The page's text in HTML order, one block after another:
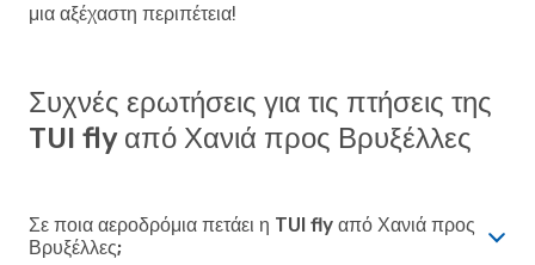
μια αξέχαστη περιπέτεια!
Συχνές ερωτήσεις για τις πτήσεις της
TUI fly από Χανιά προς Βρυξέλλες
Σε ποια αεροδρόμια πετάει η TUI fly από Χανιά προς
Βρυξέλλες;